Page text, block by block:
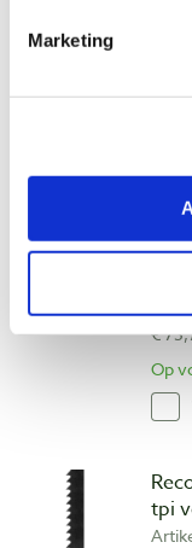
Marketing
€
€
Op
tpi